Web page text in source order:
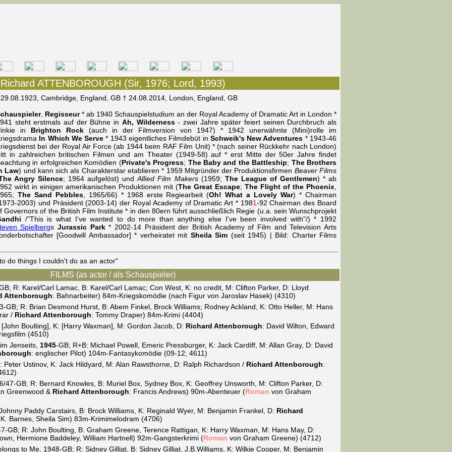
Richard ATTENBOROUGH (Sir, 1976; Lord, 1993)
Cambridge, England, GB † 24.08.2014, London, England, GB
, Regisseur* ab 1940 Schauspielstudium an der Royal Academy of Dramatic Art in London *
steht erstmals auf der Bühne in Ah, Wilderness- zwei Jahre später feiert seinen Durchbruch als
in Brighton Rock (auch in der Filmversion von 1947) * 1942 unerwähnte (Mini)rolle im
In Which We Serve * 1943 eigentliches Filmdebüt in Schweik's New Adventures * 1943-46
bei der Royal Air Force (ab 1944 beim RAF Film Unit) * (nach seiner Rückkehr nach London)
in zahlreichen britischen Filmen und am Theater (1949-58) auf * erst Mitte der 50er Jahre findet
in erfolgreichen Komödien (Private's Progress; The Baby and the Battleship; The Brothers
Law) und kann sich als Charakterstar etablieren * 1959 Mitgründer der Produktionsfirmen Beaver Films
Angry Silence; 1964 aufgelöst) undAllied Film Makers(1959; The League of Gentlemen) * ab
wirkt in einigen amerikanischen Produktionen mit (The Great Escape; The Flight of the Phoenix
The Sand Pebbles, 1965/66) * 1968 erste Regiearbeit (Oh! What a Lovely War) * Chairman
2003) und Präsident (2003-14) der Royal Academy of Dramatic Art * 1981-92 Chairman des Board
Governors of the British Film Institute * in den 80ern führt ausschließlich Regie (u.a. sein Wunschprojekt
/"This is what I've wanted to do more than anything else I've been involved with"/) * 1992
SpielbergsJurassic Park* 2002-14 Präsident der British Academy of Film and Television Arts
[Goodwill Ambassador] * verheiratet mit Sheila Sim (seit 1945) | Bild: Charter Films
do things I couldn't do as an actor"
FILMS (as actor / als Schauspieler)
R: Karel/Carl Lamac, B: Karel/Carl Lamac; Con West, K: no credit, M: Clifton Parker, D: Lloyd
Attenborough: Bahnarbeiter) 84m-Kriegskomödie (nach Figur von Jaroslav Hasek) (4310)
GB; R: Brian Desmond Hurst, B: Abem Finkel, Brock Williams; Rodney Ackland, K: Otto Heller, M: Hans
/ Richard Attenborough: Tommy Draper) 84m-Krimi (4404)
Boulting], K: [Harry Waxman], M: Gordon Jacob, D: Richard Attenborough: David Wilton, Edward
(4510)
Jenseits, 1945-GB; R+B: Michael Powell, Emeric Pressburger, K: Jack Cardiff, M: Allan Gray, D: David
: englischer Pilot) 104m-Fantasykomödie (09-12; 4611)
Ustinov, K: Jack Hildyard, M: Alan Rawsthorne, D: Ralph Richardson / Richard Attenborough:
47-GB; R: Bernard Knowles, B: Muriel Box, Sydney Box, K: Geoffrey Unsworth, M: Clifton Parker, D:
Greenwood & Richard Attenborough: Francis Andrews) 90m-Abenteuer (Roman von Graham
Paddy Carstairs, B: Brock Williams, K: Reginald Wyer, M: Benjamin Frankel, D: Richard
Barnes, Sheila Sim) 83m-Krimimelodram (4706)
GB; R: John Boulting, B: Graham Greene, Terence Rattigan, K: Harry Waxman, M: Hans May, D:
Hermione Baddeley, William Hartnell) 92m-Gangsterkrimi (Roman von Graham Greene) (4712)
to Me, 1948-GB; R: Sidney Gilliat, B: Sidney Gilliat, J.B.Williams, K: Wilkie Cooper, M: Benjamin